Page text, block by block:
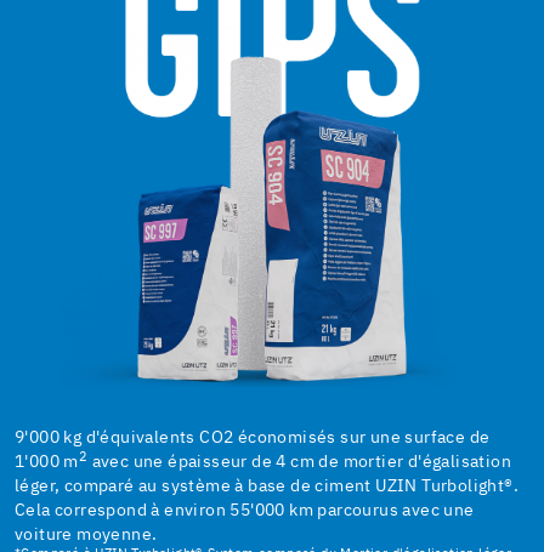
9'000 kg d'équivalents CO2 économisés sur une surface de
1'000 m 2 avec une épaisseur de 4 cm de mortier d'égalisation
léger, comparé au système à base de ciment UZIN Turbolight®.
Cela correspond à environ 55'000 km parcourus avec une
voiture moyenne.